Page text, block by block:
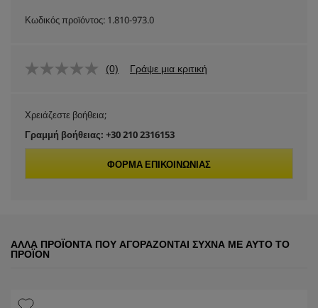
Κωδικός προϊόντος: 1.810-973.0
(0) Γράψε μια κριτική
Χρειάζεστε βοήθεια;
Γραμμή βοήθειας: +30 210 2316153
ΦΌΡΜΑ ΕΠΙΚΟΙΝΩΝΊΑΣ
ΆΛΛΑ ΠΡΟΪΌΝΤΑ ΠΟΥ ΑΓΟΡΆΖΟΝΤΑΙ ΣΥΧΝΆ ΜΕ ΑΥΤΌ ΤΟ
ΠΡΟΪΌΝ